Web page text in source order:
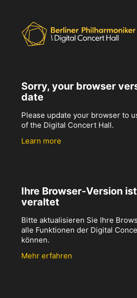
Sorry, your browser
date
Please update your browser to
of the Digital Concert Hall.
Learn more
Ihre Browser-Version
veraltet
Bitte aktualisieren Sie Ihre
alle Funktionen der Digital
können.
Mehr erfahren